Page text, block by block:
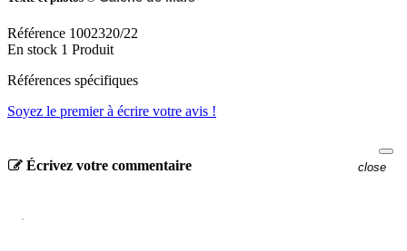
Référence 1002320/22
En stock 1 Produit
Références spécifiques
Soyez le premier à écrire votre avis !
Écrivez votre commentaire close